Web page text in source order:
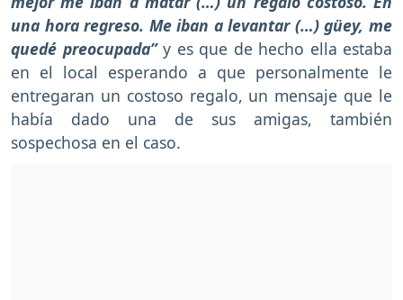
una hora regreso. Me iban a levantar (…) güey, me
quedé preocupada”y es que de hecho ella estaba
en el local esperando a que personalmente le
entregaran un costoso regalo, un mensaje que le
había dado una de sus amigas, también
sospechosa en el caso.